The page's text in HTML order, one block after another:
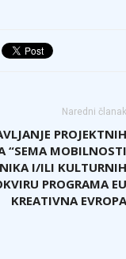
Naredni članak
PROJEKTNIH
“SEMA MOBILNOSTI
I/ILI KULTURNIH
PROGRAMA EU
KREATIVNA EVROPA